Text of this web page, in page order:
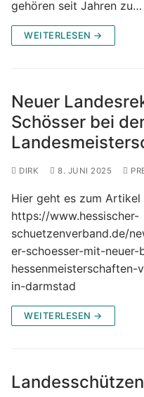
gehören seit Jahren zu…
WEITERLESEN →
Neuer
Schösser bei
DIRK 8. JUNI 2025
Hier geht es zum Artikel
https://www.hessischer-
schuetzenverband.de/
er-schoesser-mit-neuer-
in-darmstad
WEITERLESEN →